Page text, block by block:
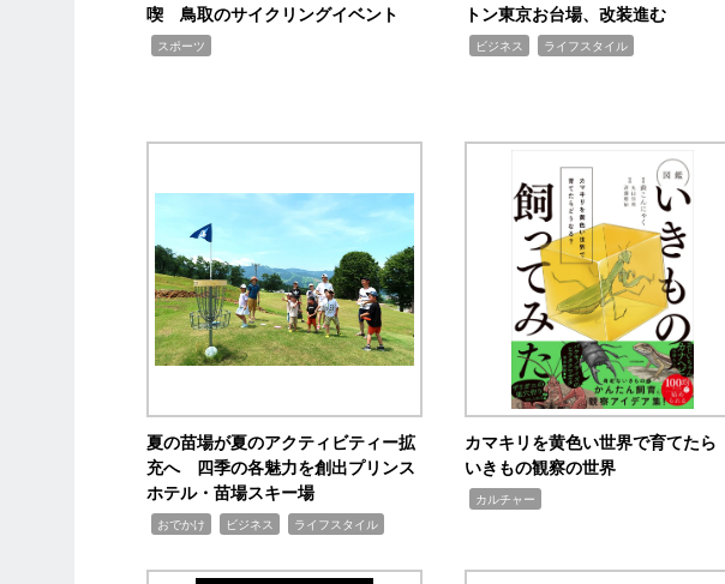
喫 鳥取のサイクリングイベント
スポーツ
トン東京お台場、改装進む
ビジネス ライフスタイル
夏の苗場が夏のアクティビティー拡
充へ 四季の各魅力を創出プリンス
ホテル・苗場スキー場
おでかけ ビジネス ライフスタイル
カマキリを黄色い世界で育てたら
いきもの観察の世界
カルチャー